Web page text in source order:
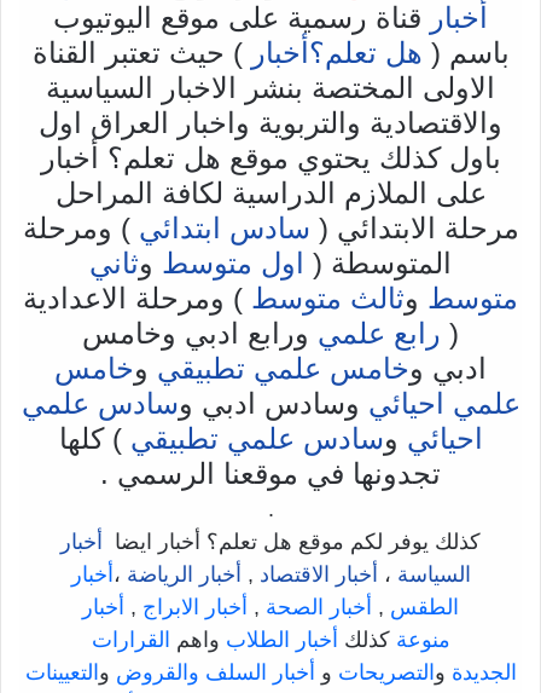
أخبار قناة رسمية على موقع اليوتيوب
باسم ( هل تعلم؟أخبار ) حيث تعتبر القناة
الاولى المختصة بنشر الاخبار السياسية
والاقتصادية والتربوية واخبار العراق اول
باول كذلك يحتوي موقع هل تعلم؟ أخبار
على الملازم الدراسية لكافة المراحل
مرحلة الابتدائي ( سادس ابتدائي ) ومرحلة
المتوسطة ( اول متوسط وثاني
متوسط وثالث متوسط ) ومرحلة الاعدادية
( رابع علمي ورابع ادبي وخامس
ادبي وخامس علمي تطبيقي وخامس
علمي احيائي وسادس ادبي وسادس علمي
احيائي وسادس علمي تطبيقي ) كلها
تجدونها في موقعنا الرسمي .
.
كذلك يوفر لكم موقع هل تعلم؟ أخبار ايضا
أخبار
السياسة ، أخبار الاقتصاد , أخبار الرياضة ، أخبار
الطقس , أخبار الصحة , أخبار الابراج , أخبار
منوعة كذلك أخبار الطلاب واهم القرارات
الجديدة و التصريحات و أخبار السلف والقروض و التعيينات